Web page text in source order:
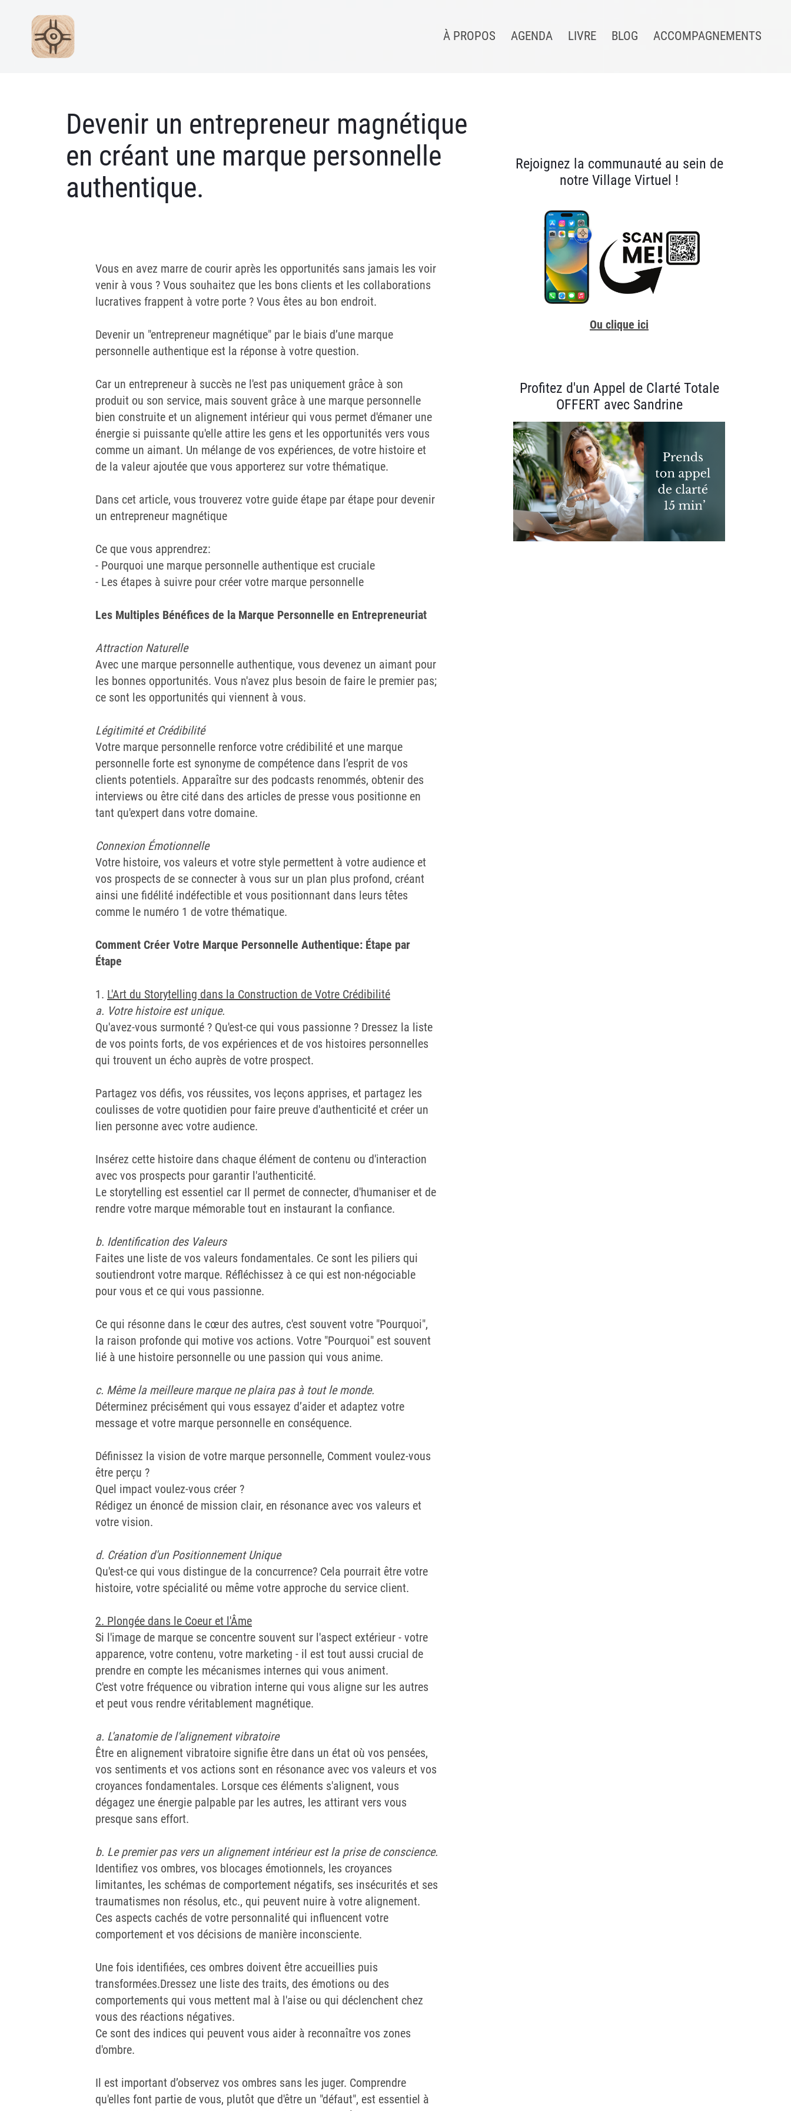
À PROPOS AGENDA LIVRE BLOG ACCOMPAGNEMENTS
Devenir un entrepreneur magnétique
en créant une marque personnelle
authentique.
Vous en avez marre de courir après les opportunités sans jamais les voir
venir à vous ? Vous souhaitez que les bons clients et les collaborations
lucratives frappent à votre porte ? Vous êtes au bon endroit.
Devenir un "entrepreneur magnétique" par le biais d’une marque
personnelle authentique est la réponse à votre question.
Car un entrepreneur à succès ne l'est pas uniquement grâce à son
produit ou son service, mais souvent grâce à une marque personnelle
bien construite et un alignement intérieur qui vous permet d'émaner une
énergie si puissante qu'elle attire les gens et les opportunités vers vous
comme un aimant. Un mélange de vos expériences, de votre histoire et
de la valeur ajoutée que vous apporterez sur votre thématique.
Dans cet article, vous trouverez votre guide étape par étape pour devenir
un entrepreneur magnétique
Ce que vous apprendrez:
- Pourquoi une marque personnelle authentique est cruciale
- Les étapes à suivre pour créer votre marque personnelle
Les Multiples Bénéfices de la Marque Personnelle en Entrepreneuriat
Attraction Naturelle
Avec une marque personnelle authentique, vous devenez un aimant pour
les bonnes opportunités. Vous n'avez plus besoin de faire le premier pas;
ce sont les opportunités qui viennent à vous.
Légitimité et Crédibilité
Votre marque personnelle renforce votre crédibilité et une marque
personnelle forte est synonyme de compétence dans l’esprit de vos
clients potentiels. Apparaître sur des podcasts renommés, obtenir des
interviews ou être cité dans des articles de presse vous positionne en
tant qu'expert dans votre domaine.
Connexion Émotionnelle
Votre histoire, vos valeurs et votre style permettent à votre audience et
vos prospects de se connecter à vous sur un plan plus profond, créant
ainsi une fidélité indéfectible et vous positionnant dans leurs têtes
comme le numéro 1 de votre thématique.
Comment Créer Votre Marque Personnelle Authentique: Étape par
Étape
1. L'Art du Storytelling dans la Construction de Votre Crédibilité
a. Votre histoire est unique.
Qu'avez-vous surmonté ? Qu'est-ce qui vous passionne ? Dressez la liste
de vos points forts, de vos expériences et de vos histoires personnelles
qui trouvent un écho auprès de votre prospect.
Partagez vos défis, vos réussites, vos leçons apprises, et partagez les
coulisses de votre quotidien pour faire preuve d'authenticité et créer un
lien personne avec votre audience.
Insérez cette histoire dans chaque élément de contenu ou d'interaction
avec vos prospects pour garantir l'authenticité.
Le storytelling est essentiel car Il permet de connecter, d'humaniser et de
rendre votre marque mémorable tout en instaurant la confiance.
b. Identification des Valeurs
Faites une liste de vos valeurs fondamentales. Ce sont les piliers qui
soutiendront votre marque. Réfléchissez à ce qui est non-négociable
pour vous et ce qui vous passionne.
Ce qui résonne dans le cœur des autres, c'est souvent votre "Pourquoi",
la raison profonde qui motive vos actions. Votre "Pourquoi" est souvent
lié à une histoire personnelle ou une passion qui vous anime.
c. Même la meilleure marque ne plaira pas à tout le monde.
Déterminez précisément qui vous essayez d’aider et adaptez votre
message et votre marque personnelle en conséquence.
Définissez la vision de votre marque personnelle, Comment voulez-vous
être perçu ?
Quel impact voulez-vous créer ?
Rédigez un énoncé de mission clair, en résonance avec vos valeurs et
votre vision.
d. Création d'un Positionnement Unique
Qu'est-ce qui vous distingue de la concurrence? Cela pourrait être votre
histoire, votre spécialité ou même votre approche du service client.
2. Plongée dans le Coeur et l'Âme
Si l'image de marque se concentre souvent sur l'aspect extérieur - votre
apparence, votre contenu, votre marketing - il est tout aussi crucial de
prendre en compte les mécanismes internes qui vous animent.
C'est votre fréquence ou vibration interne qui vous aligne sur les autres
et peut vous rendre véritablement magnétique.
a. L'anatomie de l'alignement vibratoire
Être en alignement vibratoire signifie être dans un état où vos pensées,
vos sentiments et vos actions sont en résonance avec vos valeurs et vos
croyances fondamentales. Lorsque ces éléments s'alignent, vous
dégagez une énergie palpable par les autres, les attirant vers vous
presque sans effort.
b. Le premier pas vers un alignement intérieur est la prise de conscience.
Identifiez vos ombres, vos blocages émotionnels, les croyances
limitantes, les schémas de comportement négatifs, ses insécurités et ses
traumatismes non résolus, etc., qui peuvent nuire à votre alignement.
Ces aspects cachés de votre personnalité qui influencent votre
comportement et vos décisions de manière inconsciente.
Une fois identifiées, ces ombres doivent être accueillies puis
transformées.Dressez une liste des traits, des émotions ou des
comportements qui vous mettent mal à l'aise ou qui déclenchent chez
vous des réactions négatives.
Ce sont des indices qui peuvent vous aider à reconnaître vos zones
d'ombre.
Il est important d’observez vos ombres sans les juger. Comprendre
qu'elles font partie de vous, plutôt que d'être un "défaut", est essentiel à
Rejoignez la communauté au sein de
notre Village Virtuel !
Ou clique ici
Profitez d'un Appel de Clarté Totale
OFFERT avec Sandrine